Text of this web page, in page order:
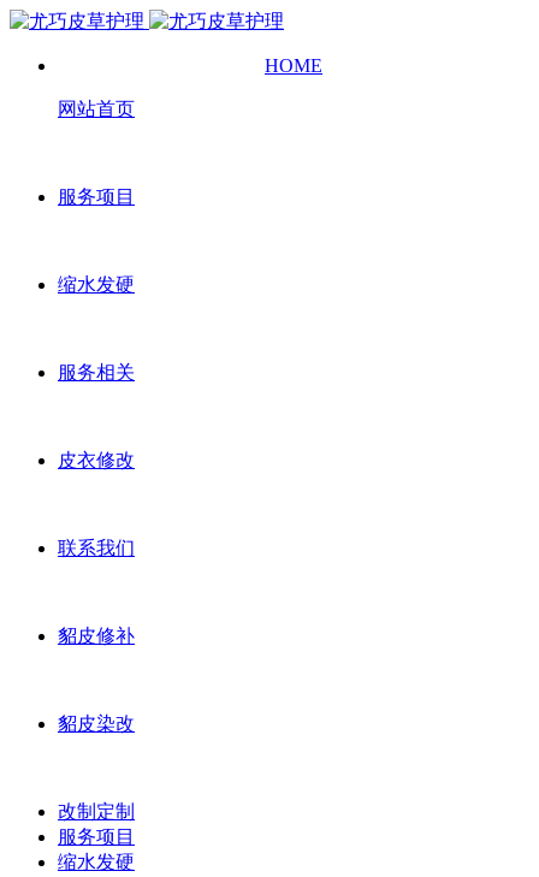
HOME
网站首页
服务项目
缩水发硬
服务相关
皮衣修改
联系我们
貂皮修补
貂皮染改
改制定制
服务项目
缩水发硬